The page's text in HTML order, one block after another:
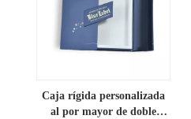
Caja rígida personalizada
al por mayor de doble